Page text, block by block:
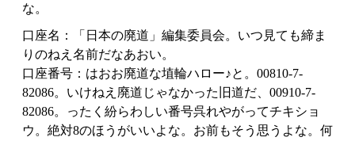
な。
口座名：「日本の廃道」編集委員会。いつ見ても締ま
りのねえ名前だなあおい。
口座番号：はおお廃道な埴輪ハロー♪と。00810-7-
82086。いけねえ廃道じゃなかった旧道だ、00910-7-
82086。ったく紛らわしい番号呉れやがってチキショ
ウ。絶対8のほうがいいよな。お前もそう思うよな。何